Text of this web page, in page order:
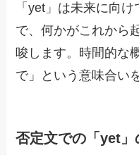
「yet」は未来に向
で、何かがこれから
唆します。時間的な
で」という意味合い
否定文での「yet」